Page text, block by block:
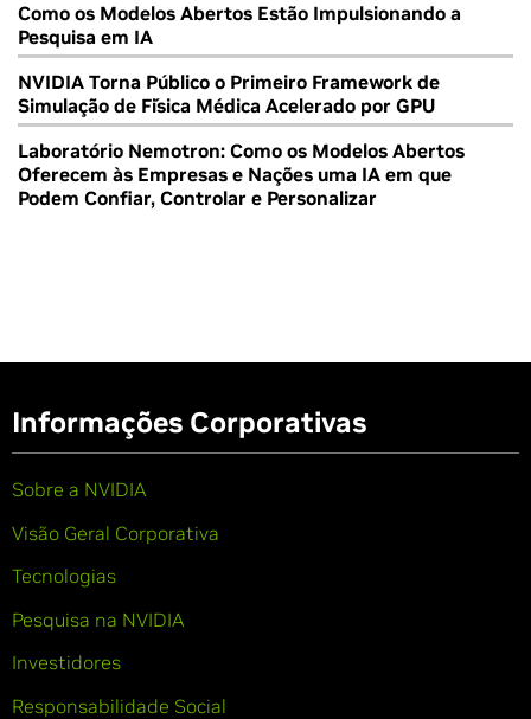
Como os Modelos Abertos Estão Impulsionando a
Pesquisa em IA
NVIDIA Torna Público o Primeiro Framework de
Simulação de Física Médica Acelerado por GPU
Laboratório Nemotron: Como os Modelos Abertos
Oferecem às Empresas e Nações uma IA em que
Podem Confiar, Controlar e Personalizar
Informações Corporativas
Sobre a NVIDIA
Visão Geral Corporativa
Tecnologias
Pesquisa na NVIDIA
Investidores
Responsabilidade Social